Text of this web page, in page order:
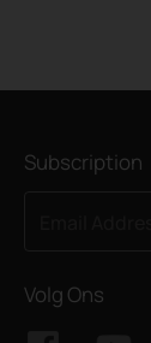
Subscription
Volg Ons